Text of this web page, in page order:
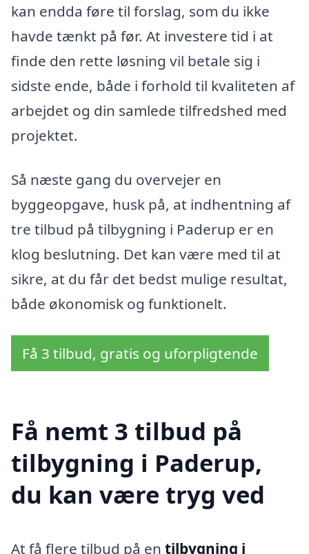
kan endda føre til forslag, som du ikke
havde tænkt på før. At investere tid i at
finde den rette løsning vil betale sig i
sidste ende, både i forhold til kvaliteten af
arbejdet og din samlede tilfredshed med
projektet.
Så næste gang du overvejer en
byggeopgave, husk på, at indhentning af
tre tilbud på tilbygning i Paderup er en
klog beslutning. Det kan være med til at
sikre, at du får det bedst mulige resultat,
både økonomisk og funktionelt.
Få 3 tilbud, gratis og uforpligtende
Få nemt 3 tilbud på
tilbygning i Paderup,
du kan være tryg ved
At få flere tilbud på en tilbygning i